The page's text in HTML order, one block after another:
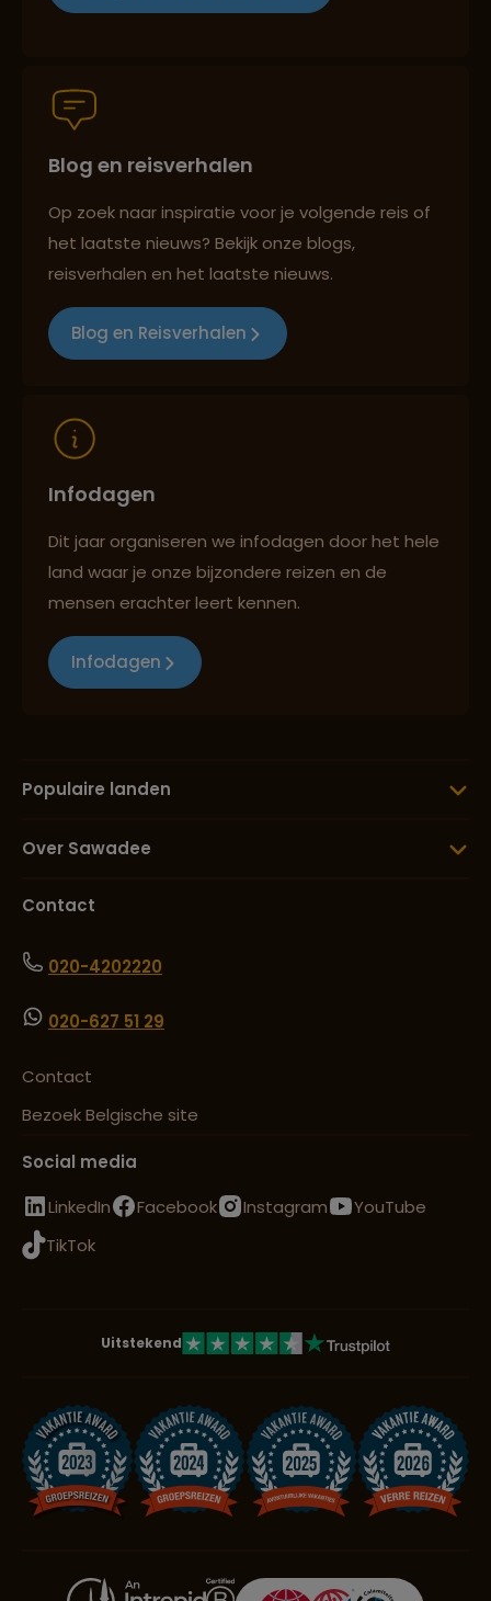
Persoonlijk en deskundig reisadvies
Best beoordeelde reisroutes
Blog en reisverhalen
Op zoek naar inspiratie voor je volgende reis of
het laatste nieuws? Bekijk onze blogs,
reisverhalen en het laatste nieuws.
Blog en Reisverhalen
Infodagen
Dit jaar organiseren we infodagen door het hele
land waar je onze bijzondere reizen en de
mensen erachter leert kennen.
Infodagen
Populaire landen
Over Sawadee
Contact
020-4202220
020-627 51 29
Contact
Bezoek Belgische site
Social media
LinkedIn
Facebook Instagram
YouTube
TikTok
Uitstekend